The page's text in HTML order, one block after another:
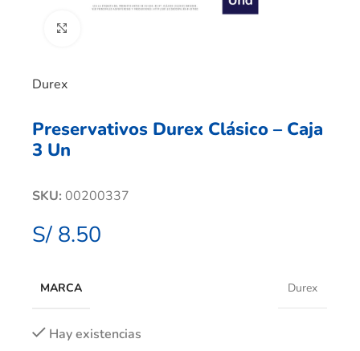
Durex
Preservativos Durex Clásico – Caja
3 Un
SKU: 00200337
S/ 8.50
MARCA Durex
Hay existencias